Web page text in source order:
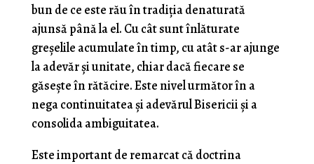
bun de ce este rău în tradiția denaturată
ajunsă până la el. Cu cât sunt înlăturate
greșelile acumulate în timp, cu atât s-ar ajunge
la adevăr și unitate, chiar dacă fiecare se
găsește în rătăcire. Este nivel următor în a
nega continuitatea și adevărul Bisericii și a
consolida ambiguitatea.
Este important de remarcat că doctrina